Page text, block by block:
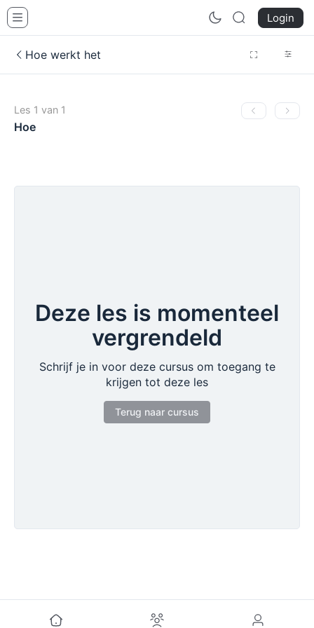
Login
Hoe werkt het
Les 1 van 1
Hoe
Deze les is momenteel
vergrendeld
Schrijf je in voor deze cursus om toegang te
krijgen tot deze les
Terug naar cursus